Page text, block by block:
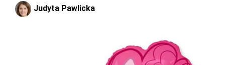
Judyta Pawlicka